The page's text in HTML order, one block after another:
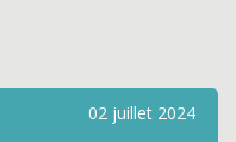
02 juillet 2024